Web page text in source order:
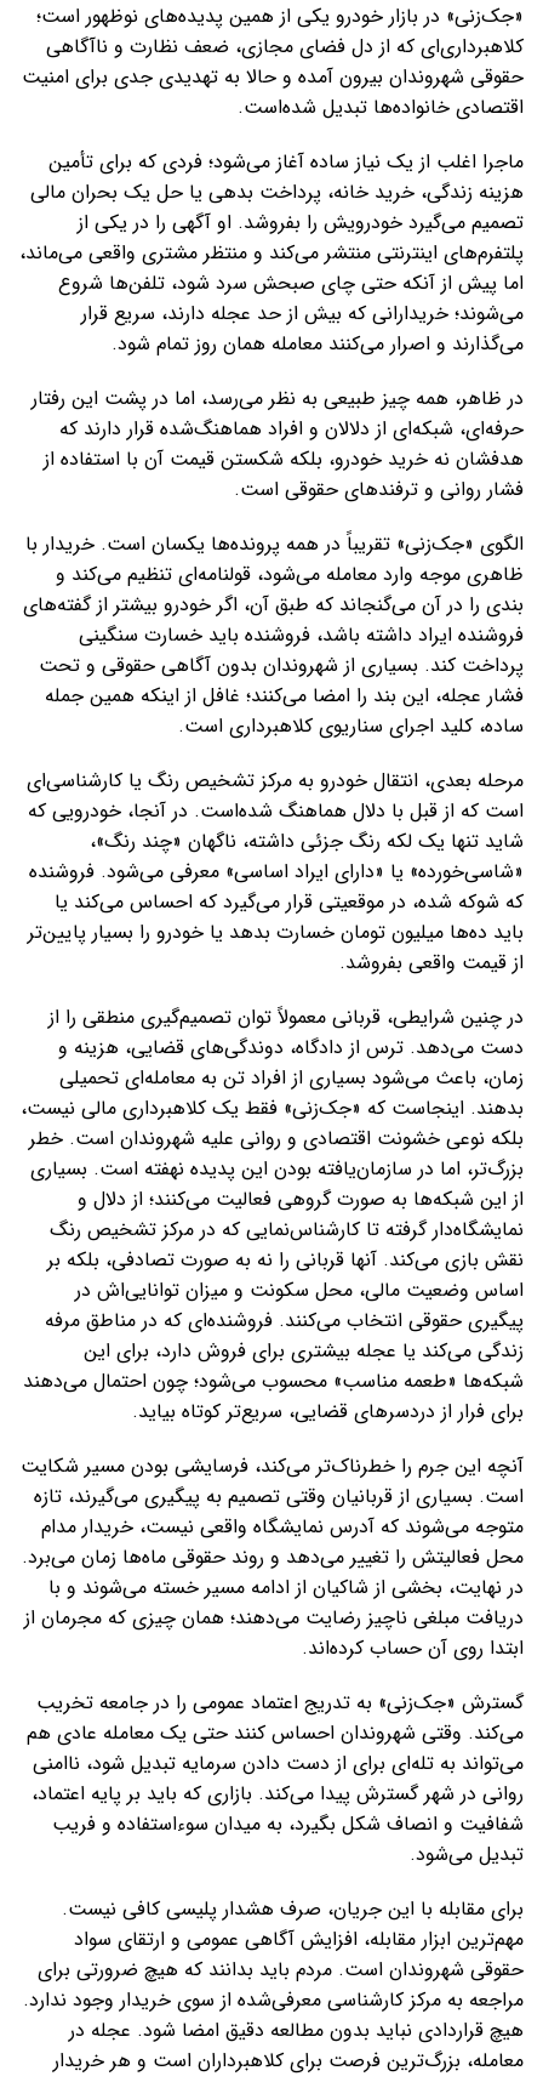
«جک‌زنی» در بازار خودرو یکی از همین پدیده‌های نوظهور است؛
کلاهبرداری‌ای که از دل فضای مجازی، ضعف نظارت و ناآگاهی
حقوقی شهروندان بیرون آمده و حالا به تهدیدی جدی برای امنیت
اقتصادی خانواده‌ها تبدیل شده‌است.
ماجرا اغلب از یک نیاز ساده آغاز می‌شود؛ فردی که برای تأمین
هزینه زندگی، خرید خانه، پرداخت بدهی یا حل یک بحران مالی
تصمیم می‌گیرد خودرویش را بفروشد. او آگهی را در یکی از
پلتفرم‌های اینترنتی منتشر می‌کند و منتظر مشتری واقعی می‌ماند،
اما پیش از آنکه حتی چای صبحش سرد شود، تلفن‌ها شروع
می‌شوند؛ خریدارانی که بیش از حد عجله دارند، سریع قرار
می‌گذارند و اصرار می‌کنند معامله همان روز تمام شود.
در ظاهر، همه چیز طبیعی به نظر می‌رسد، اما در پشت این رفتار
حرفه‌ای، شبکه‌ای از دلالان و افراد هماهنگ‌شده قرار دارند که
هدفشان نه خرید خودرو، بلکه شکستن قیمت آن با استفاده از
فشار روانی و ترفندهای حقوقی است.
الگوی «جک‌زنی» تقریباً در همه پرونده‌ها یکسان است. خریدار با
ظاهری موجه وارد معامله می‌شود، قولنامه‌ای تنظیم می‌کند و
بندی را در آن می‌گنجاند که طبق آن، اگر خودرو بیشتر از گفته‌های
فروشنده ایراد داشته باشد، فروشنده باید خسارت سنگینی
پرداخت کند. بسیاری از شهروندان بدون آگاهی حقوقی و تحت
فشار عجله، این بند را امضا می‌کنند؛ غافل از اینکه همین جمله
ساده، کلید اجرای سناریوی کلاهبرداری است.
مرحله بعدی، انتقال خودرو به مرکز تشخیص رنگ یا کارشناسی‌ای
است که از قبل با دلال هماهنگ شده‌است. در آنجا، خودرویی که
شاید تنها یک لکه رنگ جزئی داشته، ناگهان «چند رنگ»،
«شاسی‌خورده» یا «دارای ایراد اساسی» معرفی می‌شود. فروشنده
که شوکه شده، در موقعیتی قرار می‌گیرد که احساس می‌کند یا
باید ده‌ها میلیون تومان خسارت بدهد یا خودرو را بسیار پایین‌تر
از قیمت واقعی بفروشد.
در چنین شرایطی، قربانی معمولاً توان تصمیم‌گیری منطقی را از
دست می‌دهد. ترس از دادگاه، دوندگی‌های قضایی، هزینه و
زمان، باعث می‌شود بسیاری از افراد تن به معامله‌ای تحمیلی
بدهند. اینجاست که «جک‌زنی» فقط یک کلاهبرداری مالی نیست،
بلکه نوعی خشونت اقتصادی و روانی علیه شهروندان است. خطر
بزرگ‌تر، اما در سازمان‌یافته بودن این پدیده نهفته است. بسیاری
از این شبکه‌ها به صورت گروهی فعالیت می‌کنند؛ از دلال و
نمایشگاه‌دار گرفته تا کارشناس‌نمایی که در مرکز تشخیص رنگ
نقش بازی می‌کند. آنها قربانی را نه به صورت تصادفی، بلکه بر
اساس وضعیت مالی، محل سکونت و میزان توانایی‌اش در
پیگیری حقوقی انتخاب می‌کنند. فروشنده‌ای که در مناطق مرفه
زندگی می‌کند یا عجله بیشتری برای فروش دارد، برای این
شبکه‌ها «طعمه مناسب» محسوب می‌شود؛ چون احتمال می‌دهند
برای فرار از دردسرهای قضایی، سریع‌تر کوتاه بیاید.
آنچه این جرم را خطرناک‌تر می‌کند، فرسایشی بودن مسیر شکایت
است. بسیاری از قربانیان وقتی تصمیم به پیگیری می‌گیرند، تازه
متوجه می‌شوند که آدرس نمایشگاه واقعی نیست، خریدار مدام
محل فعالیتش را تغییر می‌دهد و روند حقوقی ماه‌ها زمان می‌برد.
در نهایت، بخشی از شاکیان از ادامه مسیر خسته می‌شوند و با
دریافت مبلغی ناچیز رضایت می‌دهند؛ همان چیزی که مجرمان از
ابتدا روی آن حساب کرده‌اند.
گسترش «جک‌زنی» به تدریج اعتماد عمومی را در جامعه تخریب
می‌کند. وقتی شهروندان احساس کنند حتی یک معامله عادی هم
می‌تواند به تله‌ای برای از دست دادن سرمایه تبدیل شود، ناامنی
روانی در شهر گسترش پیدا می‌کند. بازاری که باید بر پایه اعتماد،
شفافیت و انصاف شکل بگیرد، به میدان سوءاستفاده و فریب
تبدیل می‌شود.
برای مقابله با این جریان، صرف هشدار پلیسی کافی نیست.
مهم‌ترین ابزار مقابله، افزایش آگاهی عمومی و ارتقای سواد
حقوقی شهروندان است. مردم باید بدانند که هیچ ضرورتی برای
مراجعه به مرکز کارشناسی معرفی‌شده از سوی خریدار وجود ندارد.
هیچ قراردادی نباید بدون مطالعه دقیق امضا شود. عجله در
معامله، بزرگ‌ترین فرصت برای کلاهبرداران است و هر خریدار